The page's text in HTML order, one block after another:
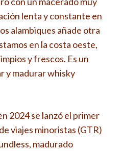
lenta y constante en
alambiques añade otra
en la costa oeste,
y frescos. Es un
y madurar whisky
2024 se lanzó el primer
viajes minoristas (GTR)
madurado